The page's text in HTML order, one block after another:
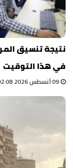
في هذا التوقيت